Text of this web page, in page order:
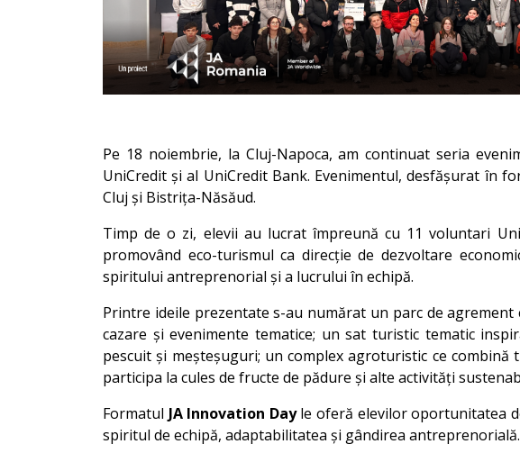
Pe 18 noiembrie, la Cluj-Napoca, am continuat seria
UniCredit și al UniCredit Bank. Evenimentul, desfășurat în
Cluj și Bistrița-Năsăud.
Timp de o zi, elevii au lucrat împreună cu 11 voluntari
promovând eco-turismul ca direcție de dezvoltare
spiritului antreprenorial și a lucrului în echipă.
Printre ideile prezentate s-au numărat un parc de
cazare și evenimente tematice; un sat turistic tematic
pescuit și meșteșuguri; un complex agroturistic ce
participa la cules de fructe de pădure și alte activități
Formatul JA Innovation Dayle oferă elevilor oportunitatea
spiritul de echipă, adaptabilitatea și gândirea antreprenorială.